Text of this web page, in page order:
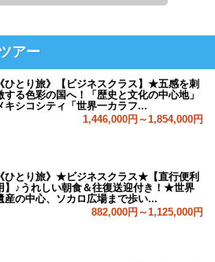
アー
《ひとり旅》【ビジネスクラス】★五感を刺
する色彩の国へ！「歴史と文化の中心地」
キシコシティ「世界一カラフ...
1,446,000円～1,854,000円
《ひとり旅》★ビジネスクラス★【直行便利
】♪うれしい朝食＆往復送迎付き！★世界
産の中心、ソカロ広場まで歩い...
882,000円～1,125,000円